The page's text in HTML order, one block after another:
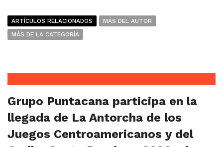
ARTÍCULOS RELACIONADOS
MÁS DEL AUTOR
MÁS DE LA CATEGORÍA
Grupo Puntacana participa en la
llegada de La Antorcha de los
Juegos Centroamericanos y del